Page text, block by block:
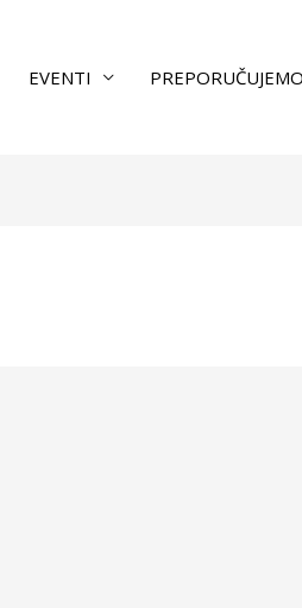
EVENTI PREPORUČUJEMO